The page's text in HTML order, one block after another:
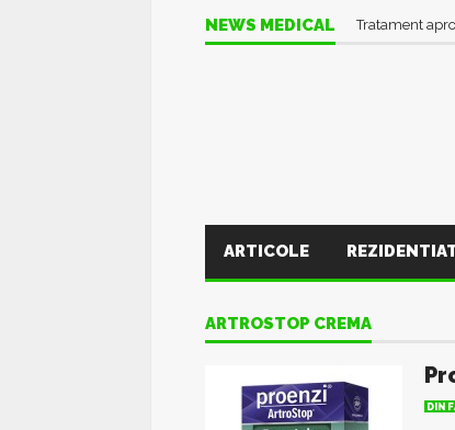
NEWS MEDICAL Tratament
ARTICOLE
ARTROSTOP CREMA
DIN